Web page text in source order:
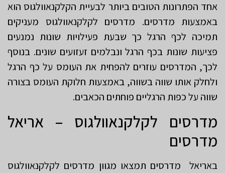
אחד הפתרונות הטובים ביותר לבעיית הקלקנאוולגוס הוא
באמצעות מדרסים. מדרסים לקלקנאוולגוס מעניקים
תמיכה לכף הרגל כך שבעת פעילויות שונות נמנעים
פציעות שונות בכף הרגל ונבלמים זעזועים שונים. בנוסף
לכך, המדרסים עוזרים להפחית את העומס על כף הרגל
ולחלק אותו שווה בשווה, באמצעות חלוקת העומס בצורה
שווה על כפות הרגליים פוחתים הכאבים.
מדרסים לקלקנאוולגוס – אריאל
מדרסים
באריאל מדרסים תמצאו מגוון מדרסים לקלקנאוולגוס